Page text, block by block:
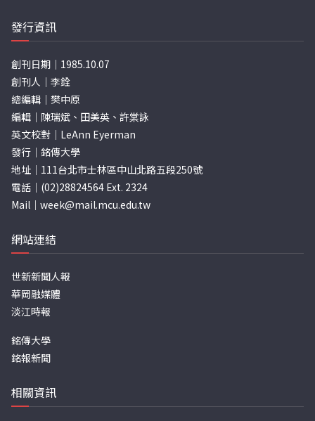
發行資訊
創刊日期｜1985.10.07
創刊人｜李銓
總編輯｜樊中原
編輯｜陳瑞斌、田美英、許棠詠
英文校對｜LeAnn Eyerman
發行｜銘傳大學
地址｜111台北市士林區中山北路五段250號
電話｜(02)28824564 Ext. 2324
Mail｜ week@mail.mcu.edu.tw
網站連結
世新新聞人報
華岡融媒體
淡江時報
銘傳大學
銘報新聞
相關資訊